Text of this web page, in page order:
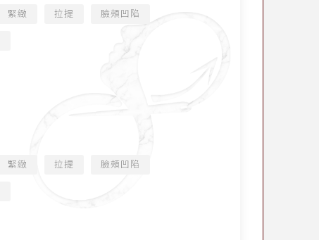
緊緻 拉提 臉頰凹陷
緊緻 拉提 臉頰凹陷